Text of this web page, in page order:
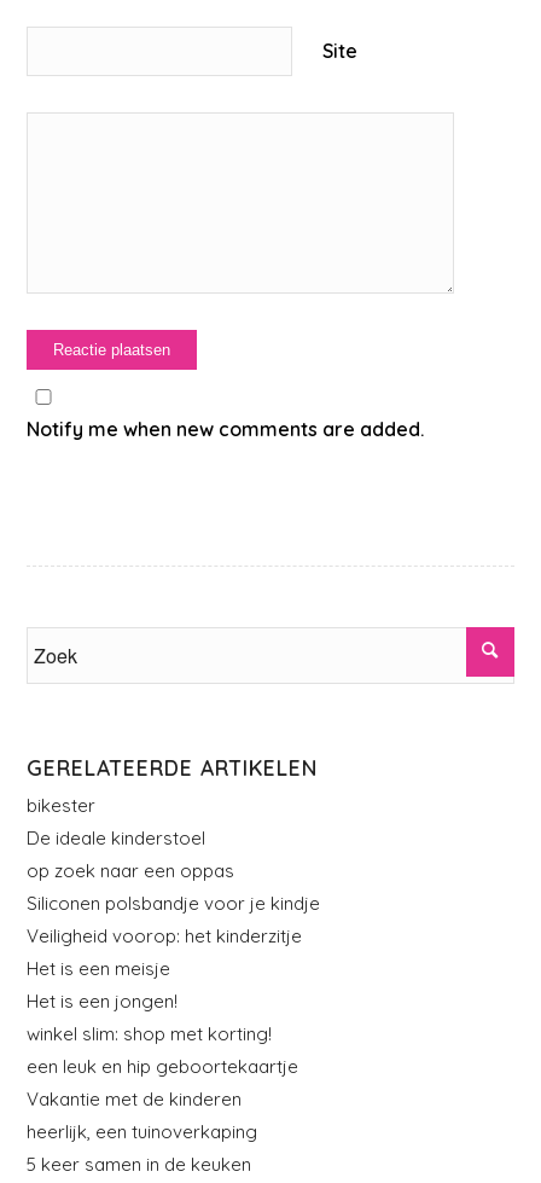
Site
Notify me when new comments are added.
GERELATEERDE ARTIKELEN
bikester
De ideale kinderstoel
op zoek naar een oppas
Siliconen polsbandje voor je kindje
Veiligheid voorop: het kinderzitje
Het is een meisje
Het is een jongen!
winkel slim: shop met korting!
een leuk en hip geboortekaartje
Vakantie met de kinderen
heerlijk, een tuinoverkaping
5 keer samen in de keuken